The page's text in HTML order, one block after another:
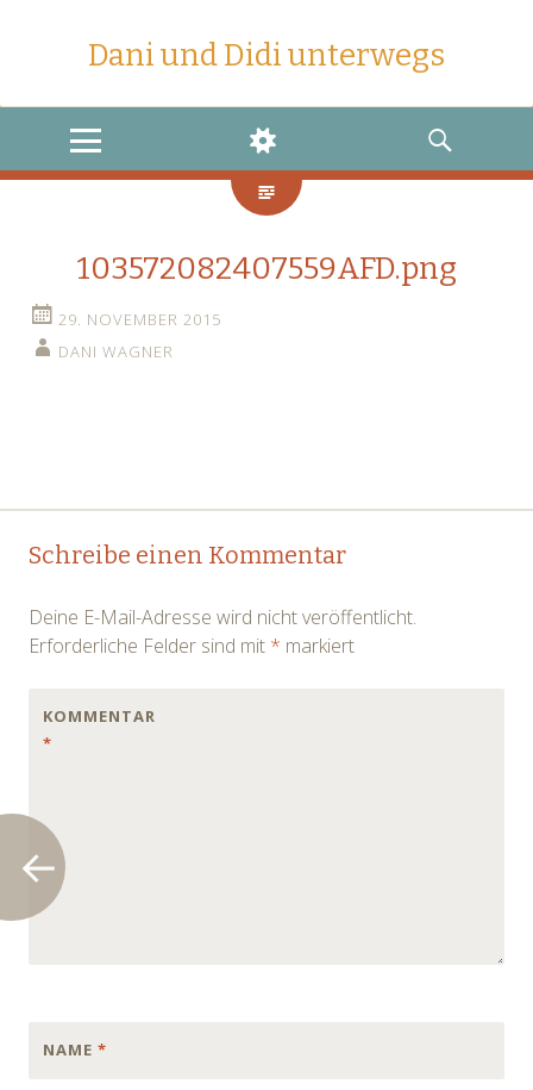
Dani und Didi unterwegs
MENU
WIDGETS
SEARCH
103572082407559AFD.png
29. NOVEMBER 2015
DANI WAGNER
Post
Schreibe einen Kommentar
Deine E-Mail-Adresse wird nicht veröffentlicht.
Erforderliche Felder sind mit * markiert
KOMMENTAR
*
NAME *